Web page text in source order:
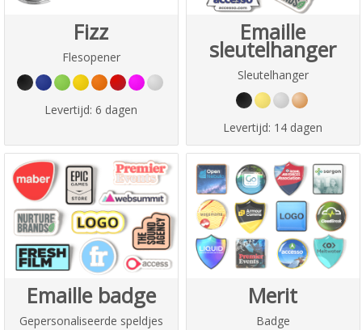
Fizz
Flesopener
Levertijd: 6 dagen
Emaille
sleutelhanger
Sleutelhanger
Levertijd: 14 dagen
Emaille badge
Gepersonaliseerde speldjes
Merit
Badge